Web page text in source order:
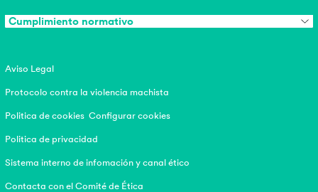
Cumplimiento normativo
Aviso Legal
Protocolo contra la violencia machista
Politica de cookies Configurar cookies
Politica de privacidad
Sistema interno de infomación y canal ético
Contacta con el Comité de Ética